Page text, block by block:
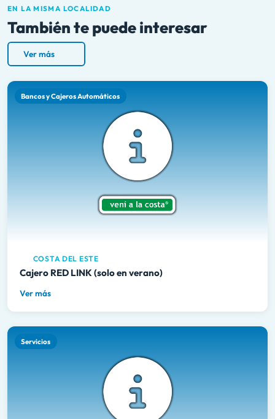
EN LA MISMA LOCALIDAD
También te puede interesar
Ver más
Bancos y Cajeros Automáticos
COSTA DEL ESTE
Cajero RED LINK (solo en verano)
Ver más
Servicios